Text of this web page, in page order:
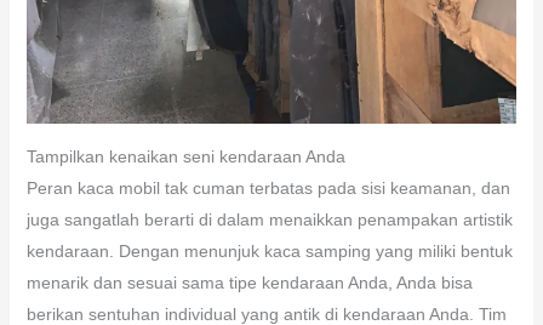
Tampilkan kenaikan seni kendaraan Anda
Peran kaca mobil tak cuman terbatas pada sisi keamanan, dan
juga sangatlah berarti di dalam menaikkan penampakan artistik
kendaraan. Dengan menunjuk kaca samping yang miliki bentuk
menarik dan sesuai sama tipe kendaraan Anda, Anda bisa
berikan sentuhan individual yang antik di kendaraan Anda. Tim